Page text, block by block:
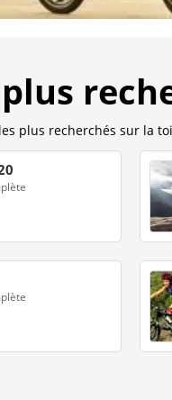
plus recherchés sur la